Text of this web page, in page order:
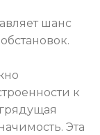
шанс
к
Эта